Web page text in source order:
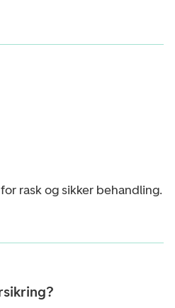
rask og sikker behandling.